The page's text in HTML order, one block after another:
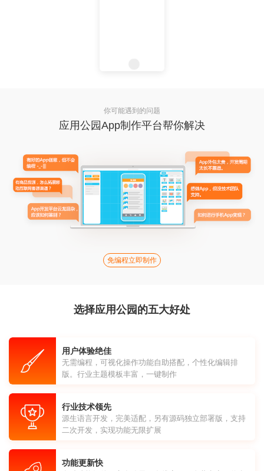
你可能遇到的问题
应用公园App制作平台帮你解决
免编程立即制作
选择应用公园的五大好处
用户体验绝佳
无需编程，可视化操作功能自助搭配，个性化编辑排
版。行业主题模板丰富，一键制作
行业技术领先
源生语言开发，完美适配，另有源码独立部署版，支持
二次开发，实现功能无限扩展
功能更新快